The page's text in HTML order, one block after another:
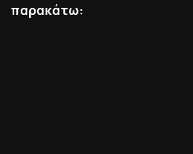
παρακάτω: